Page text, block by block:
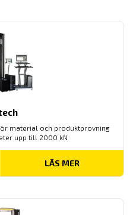
material och produktprovning
upp till 2000 kN
LÄS MER